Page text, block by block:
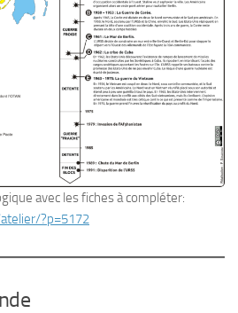
avec les fiches à compléter:
?p=5172